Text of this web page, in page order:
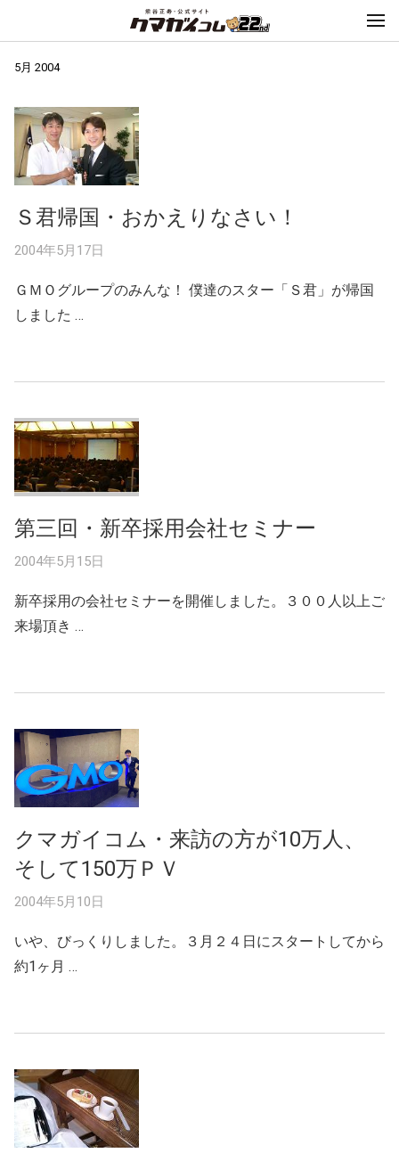
5月 2004
Ｓ君帰国・おかえりなさい！
2004年5月17日
ＧＭＯグループのみんな！ 僕達のスター「Ｓ君」が帰国
しました …
第三回・新卒採用会社セミナー
2004年5月15日
新卒採用の会社セミナーを開催しました。３００人以上ご
来場頂き …
クマガイコム・来訪の方が10万人、
そして150万ＰＶ
2004年5月10日
いや、びっくりしました。３月２４日にスタートしてから
約1ヶ月 …